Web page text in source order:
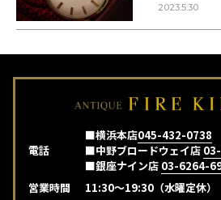
2023.5.30
電話
■横浜本店045-432-0738
■中野ブロードウェイ店
■銀座ナイン店 03-6264-
営業時間
11:30～19:30（水曜定休）